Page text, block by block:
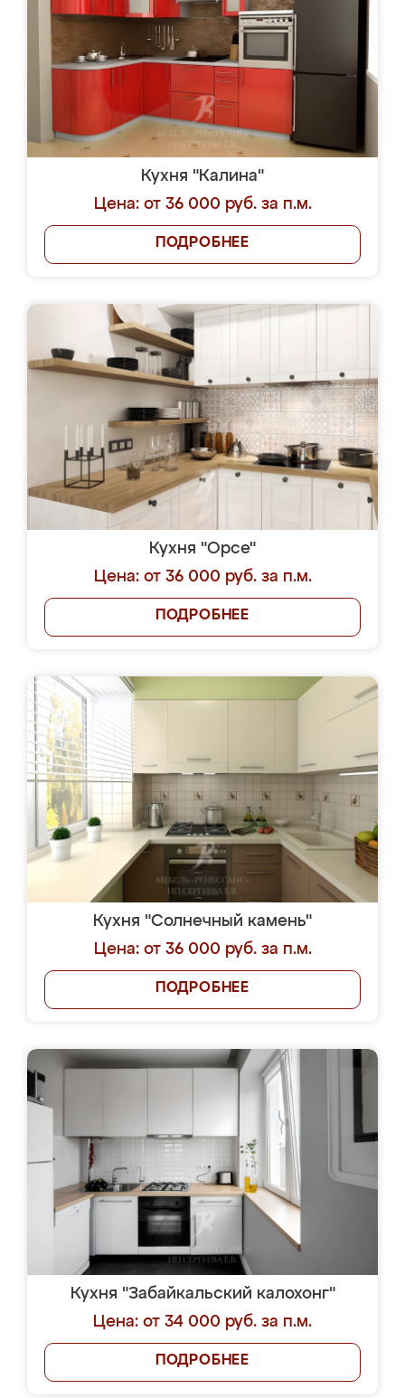
Кухня "Калина"
Цена: от 36 000 руб. за п.м.
ПОДРОБНЕЕ
Кухня "Орсе"
Цена: от 36 000 руб. за п.м.
ПОДРОБНЕЕ
Кухня "Солнечный камень"
Цена: от 36 000 руб. за п.м.
ПОДРОБНЕЕ
Кухня "Забайкальский калохонг"
Цена: от 34 000 руб. за п.м.
ПОДРОБНЕЕ